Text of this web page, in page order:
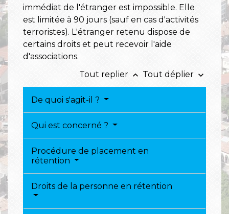
immédiat de l'étranger est impossible. Elle
est limitée à 90 jours (sauf en cas d'activités
terroristes). L'étranger retenu dispose de
certains droits et peut recevoir l'aide
d'associations.
Tout replier keyboard_arrow_up Tout déplier keyboard_arrow_down
De quoi s'agit-il ?
Qui est concerné ?
Procédure de placement en
rétention
Droits de la personne en rétention